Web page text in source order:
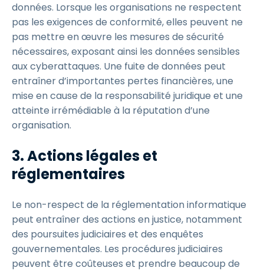
données. Lorsque les organisations ne respectent
pas les exigences de conformité, elles peuvent ne
pas mettre en œuvre les mesures de sécurité
nécessaires, exposant ainsi les données sensibles
aux cyberattaques. Une fuite de données peut
entraîner d’importantes pertes financières, une
mise en cause de la responsabilité juridique et une
atteinte irrémédiable à la réputation d’une
organisation.
3. Actions légales et
réglementaires
Le non-respect de la réglementation informatique
peut entraîner des actions en justice, notamment
des poursuites judiciaires et des enquêtes
gouvernementales. Les procédures judiciaires
peuvent être coûteuses et prendre beaucoup de